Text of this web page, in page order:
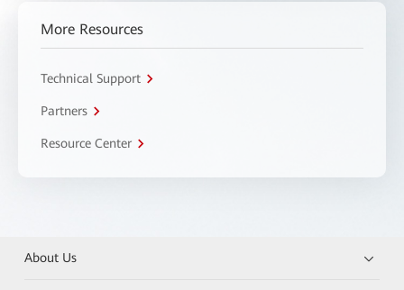
More Resources
Technical Support
Partners
Resource Center
About Us